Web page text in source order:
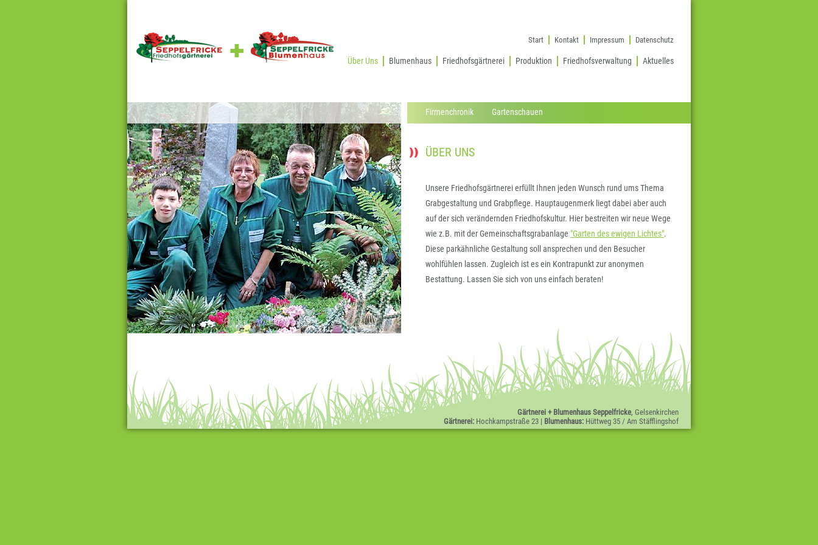
Über Uns Blumenhaus Friedhofsgärtnerei Produktion Friedhofsverwaltung Aktuelles
Start Kontakt Impressum Datenschutz
Firmenchronik Gartenschauen
ÜBER UNS
Unsere Friedhofsgärtnerei erfüllt Ihnen jeden Wunsch rund ums Thema
Grabgestaltung und Grabpflege. Hauptaugenmerk liegt dabei aber auch
auf der sich verändernden Friedhofskultur. Hier bestreiten wir neue Wege
wie z.B. mit der Gemeinschaftsgrabanlage "Garten des ewigen Lichtes".
Diese parkähnliche Gestaltung soll ansprechen und den Besucher
wohlfühlen lassen. Zugleich ist es ein Kontrapunkt zur anonymen
Bestattung. Lassen Sie sich von uns einfach beraten!
Gärtnerei + Blumenhaus Seppelfricke, Gelsenkirchen
Gärtnerei: Hochkampstraße 23 |­ Blumenhaus: Hüttweg 35 / Am Stäfflingshof